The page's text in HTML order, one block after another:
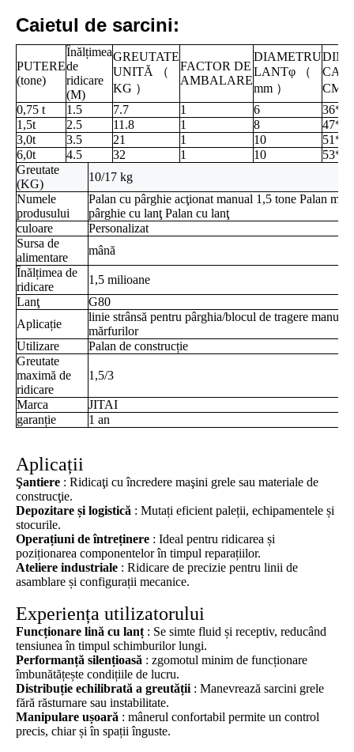
Caietul de sarcini:
PUTERE
(tone)
Înălțimea
de
ridicare
(M)
GREUTATE
UNITĂ
（
KG ）
FACTOR DE
AMBALARE
DIAMETRU
LANTφ
（
mm ）
CM
0,75 t
1.5 7.7 1 6
1,5t
2.5 11.8 1 8
3,0t
3.5 21 1 10
6,0t
4.5 32 1 10
Greutate
(KG)
10/17 kg
Numele
produsului
Palan cu pârghie acţionat manual 1,5 tone Palan
pârghie cu lanţ Palan cu lanţ
culoare
Personalizat
Sursa de
alimentare
mână
Înălțimea de
ridicare
1,5 milioane
Lanţ
G80
Aplicație
linie strânsă pentru pârghia/blocul de tragere
mărfurilor
Utilizare
Palan de construcție
Greutate
maximă de
ridicare
1,5/3
Marca
JITAI
garanție
1 an
Aplicații
Şantiere : Ridicaţi cu încredere maşini grele sau materiale de
construcţie.
Depozitare și logistică : Mutați eficient paleții, echipamentele și
stocurile.
Operațiuni de întreținere : Ideal pentru ridicarea și
poziționarea componentelor în timpul reparațiilor.
Ateliere industriale : Ridicare de precizie pentru linii de
asamblare și configurații mecanice.
Experiența utilizatorului
Funcționare lină cu lanț : Se simte fluid și receptiv, reducând
tensiunea în timpul schimburilor lungi.
Performanță silențioasă : zgomotul minim de funcționare
îmbunătățește condițiile de lucru.
Distribuție echilibrată a greutății : Manevrează sarcini grele
fără răsturnare sau instabilitate.
Manipulare ușoară : mânerul confortabil permite un control
precis, chiar și în spații înguste.